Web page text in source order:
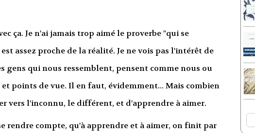
ça. Je n'ai jamais trop aimé le proverbe "qui se
assez proche de la réalité. Je ne vois pas l'intérêt de
gens qui nous ressemblent, pensent comme nous ou
points de vue. Il en faut, évidemment... Mais combien
vers l'inconnu, le différent, et d'apprendre à aimer.
rendre compte, qu'à apprendre et à aimer, on finit par